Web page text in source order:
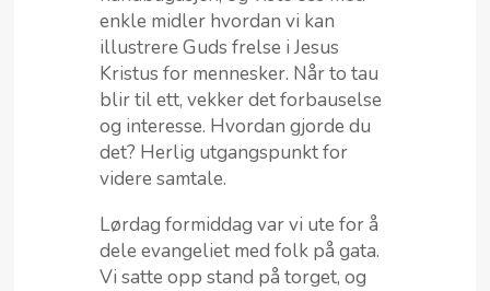
enkle midler hvordan vi kan
illustrere Guds frelse i Jesus
Kristus for mennesker. Når to tau
blir til ett, vekker det forbauselse
og interesse. Hvordan gjorde du
det? Herlig utgangspunkt for
videre samtale.
Lørdag formiddag var vi ute for å
dele evangeliet med folk på gata.
Vi satte opp stand på torget, og